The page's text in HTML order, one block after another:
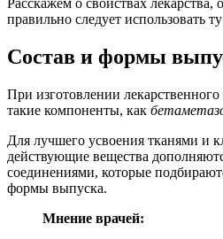
правильно следует использовать
Состав и формы
При изготовлении лекарственного
такие компоненты, как
Для лучшего усвоения тканями и
действующие вещества
соединениями, которые
формы выпуска.
Мнение врачей: